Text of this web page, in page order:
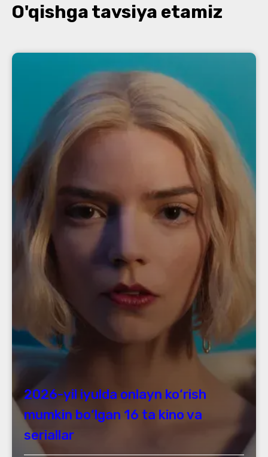
O'qishga tavsiya etamiz
2026-yil iyulda onlayn ko‘rish
mumkin bo‘lgan 16 ta kino va
seriallar